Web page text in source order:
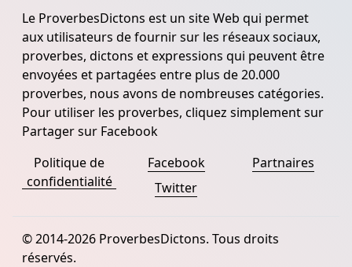
Le ProverbesDictons est un site Web qui permet
aux utilisateurs de fournir sur les réseaux sociaux,
proverbes, dictons et expressions qui peuvent être
envoyées et partagées entre plus de 20.000
proverbes, nous avons de nombreuses catégories.
Pour utiliser les proverbes, cliquez simplement sur
Partager sur Facebook
Politique de
confidentialité
Facebook
Twitter
Partnaires
© 2014-2026 ProverbesDictons. Tous droits
réservés.